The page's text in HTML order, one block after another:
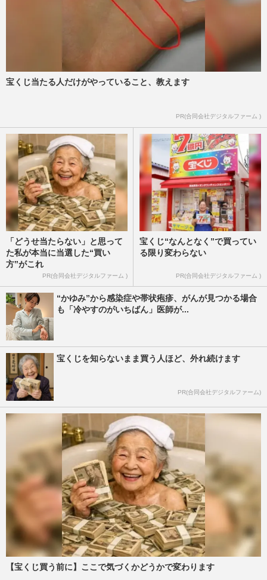
岡江久美子さん「長生きしたい」国民のお
かあさんが残した“泣ける願い”
宝くじ当たる人だけがやっていること、教えます
PR(合同会社デジタルファーム )
「どうせ当たらない」と思って
た私が本当に当選した“買い
方”がこれ
PR(合同会社デジタルファーム )
宝くじ“なんとなく”で買ってい
る限り変わらない
PR(合同会社デジタルファーム )
“かゆみ”から感染症や帯状疱疹、がんが見つかる場合
も「冷やすのがいちばん」医師が...
宝くじを知らないまま買う人ほど、外れ続けます
PR(合同会社デジタルファーム)
【宝くじ買う前に】ここで気づくかどうかで変わります